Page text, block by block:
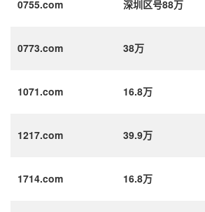
0755.com 深圳区号88万
0773.com 38万
1071.com 16.8万
1217.com 39.9万
1714.com 16.8万